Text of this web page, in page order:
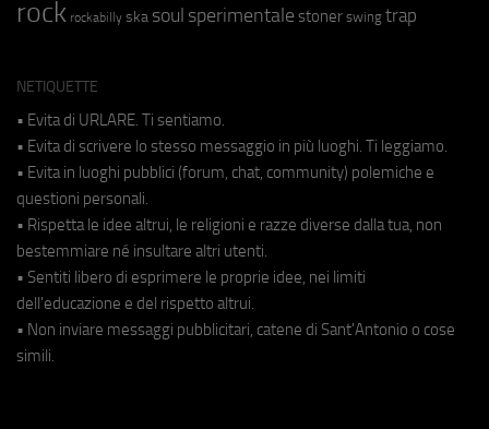
rock rockabilly ska soul sperimentale stoner swing trap
NETIQUETTE
• Evita di URLARE. Ti sentiamo.
• Evita di scrivere lo stesso messaggio in più luoghi. Ti leggiamo.
• Evita in luoghi pubblici (forum, chat, community) polemiche e
questioni personali.
• Rispetta le idee altrui, le religioni e razze diverse dalla tua, non
bestemmiare né insultare altri utenti.
• Sentiti libero di esprimere le proprie idee, nei limiti
dell'educazione e del rispetto altrui.
• Non inviare messaggi pubblicitari, catene di Sant'Antonio o cose
simili.